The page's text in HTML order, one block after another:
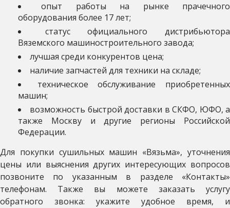
опыт работы на рынке прачечного
оборудования более 17 лет;
статус официального дистрибьютора
Вяземского машиностроительного завода;
лучшая среди конкурентов цена;
наличие запчастей для техники на складе;
техническое обслуживание приобретенных
машин;
возможность быстрой доставки в СКФО, ЮФО, а
также Москву и другие регионы Российской
Федерации.
Для покупки сушильных машин «Вязьма», уточнения
цены или выяснения других интересующих вопросов
позвоните по указанным в разделе «Контакты»
телефонам. Также вы можете заказать услугу
обратного звонка: укажите удобное время, и